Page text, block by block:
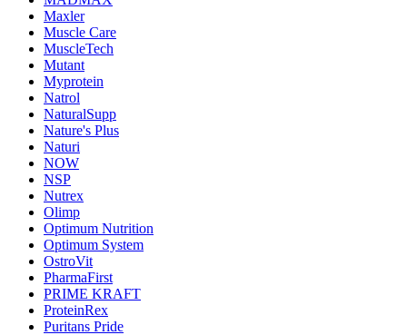
Maxler
Muscle Care
MuscleTech
Mutant
Myprotein
Natrol
NaturalSupp
Nature's Plus
Naturi
NOW
NSP
Nutrex
Olimp
Optimum Nutrition
Optimum System
OstroVit
PharmaFirst
PRIME KRAFT
ProteinRex
Puritans Pride